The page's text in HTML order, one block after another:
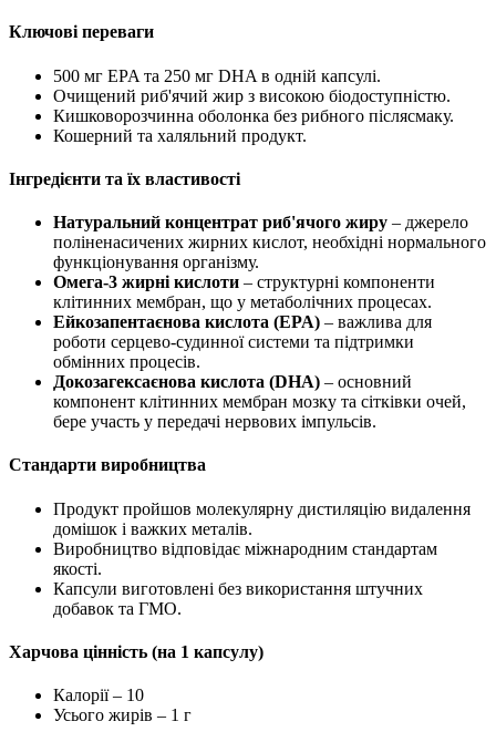
Ключові переваги
500 мг EPA та 250 мг DHA в одній капсулі.
Очищений риб'ячий жир з високою біодоступністю.
Кишковорозчинна оболонка без рибного післясмаку.
Кошерний та халяльний продукт.
Інгредієнти та їх властивості
Натуральний концентрат риб'ячого жиру – джерело
поліненасичених жирних кислот, необхідні нормального
функціонування організму.
Омега-3 жирні кислоти – структурні компоненти
клітинних мембран, що у метаболічних процесах.
Ейкозапентаєнова кислота (EPA) – важлива для
роботи серцево-судинної системи та підтримки
обмінних процесів.
Докозагексаєнова кислота (DHA) – основний
компонент клітинних мембран мозку та сітківки очей,
бере участь у передачі нервових імпульсів.
Стандарти виробництва
Продукт пройшов молекулярну дистиляцію видалення
домішок і важких металів.
Виробництво відповідає міжнародним стандартам
якості.
Капсули виготовлені без використання штучних
добавок та ГМО.
Харчова цінність (на 1 капсулу)
Калорії – 10
Усього жирів – 1 г